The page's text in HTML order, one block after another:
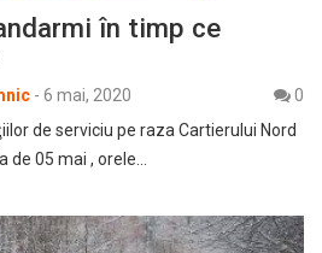
în timp ce
- 6 mai, 2020
0
de serviciu pe raza Cartierului Nord
de 05 mai , orele…